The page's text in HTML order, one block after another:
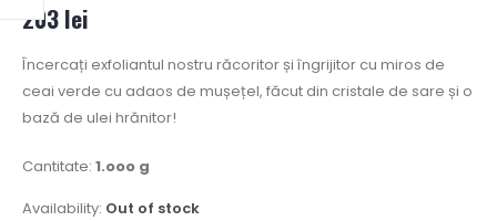
203lei
Încercați exfoliantul nostru răcoritor și îngrijitor cu miros de
ceai verde cu adaos de mușețel, făcut din cristale de sare și o
bază de ulei hrănitor!
Cantitate: 1.ooo g
Availability: Out of stock